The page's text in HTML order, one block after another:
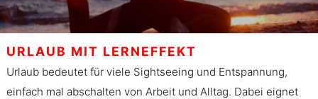
URLAUB MIT LERNEFFEKT
Urlaub bedeutet für viele Sightseeing und Entspannung,
einfach mal abschalten von Arbeit und Alltag. Dabei eignet